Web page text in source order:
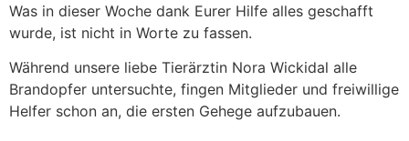
Was in dieser Woche dank Eurer Hilfe alles geschafft
wurde, ist nicht in Worte zu fassen.
Während unsere liebe Tierärztin Nora Wickidal alle
Brandopfer untersuchte, fingen Mitglieder und freiwillige
Helfer schon an, die ersten Gehege aufzubauen.